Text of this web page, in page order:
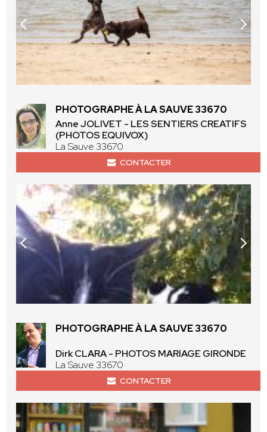
PHOTOGRAPHE À LA SAUVE 33670
Anne JOLIVET - LES SENTIERS CREATIFS
(PHOTOS EQUIVOX)
La Sauve 33670
CONTACTER
PHOTOGRAPHE À LA SAUVE 33670
Dirk CLARA - PHOTOS MARIAGE GIRONDE
La Sauve 33670
CONTACTER